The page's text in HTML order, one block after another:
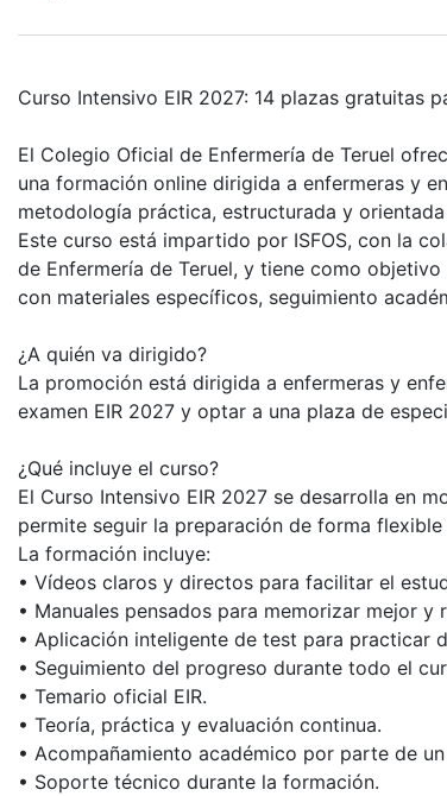
Curso Intensivo EIR 2027: 14 plazas gratuitas
El Colegio Oficial de Enfermería de Teruel
una formación online dirigida a enfermeras y
metodología práctica, estructurada y
Este curso está impartido por ISFOS, con la
de Enfermería de Teruel, y tiene como
con materiales específicos, seguimiento
¿A quién va dirigido?
La promoción está dirigida a enfermeras y
examen EIR 2027 y optar a una plaza de
¿Qué incluye el curso?
El Curso Intensivo EIR 2027 se desarrolla en
permite seguir la preparación de forma
La formación incluye:
• Vídeos claros y directos para facilitar el
• Manuales pensados para memorizar mejor
• Aplicación inteligente de test para practicar
• Seguimiento del progreso durante todo el
• Temario oficial EIR.
• Teoría, práctica y evaluación continua.
• Acompañamiento académico por parte de
• Soporte técnico durante la formación.